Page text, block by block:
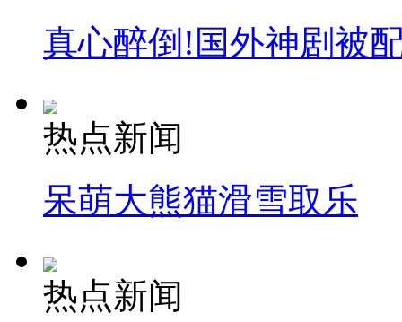
真心醉倒!国外神剧被
热点新闻
呆萌大熊猫滑雪取乐
热点新闻